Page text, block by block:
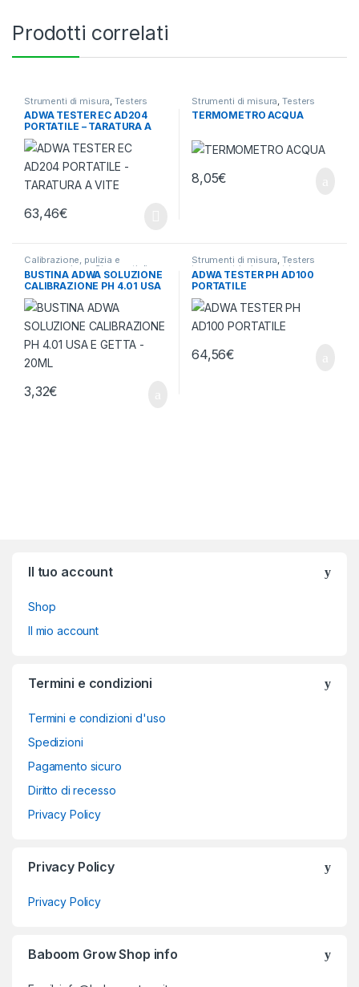
Prodotti correlati
Strumenti di misura ,Testers
termometri e igrometri
ADWA TESTER EC AD204
PORTATILE – TARATURA A
VITE
63,46€
Strumenti di misura ,Testers
termometri e igrometri
TERMOMETRO ACQUA
8,05€
Calibrazione, pulizia e
conservazione,Strumenti di
misura
BUSTINA ADWA SOLUZIONE
CALIBRAZIONE PH 4.01 USA
E GETTA – 20ML
3,32€
Strumenti di misura,Testers
termometri e igrometri
ADWA TESTER PH AD100
PORTATILE
64,56€
Il tuo account
Shop
Il mio account
Termini e condizioni
Termini e condizioni d'uso
Spedizioni
Pagamento sicuro
Diritto di recesso
Privacy Policy
Privacy Policy
Privacy Policy
Baboom Grow Shop info